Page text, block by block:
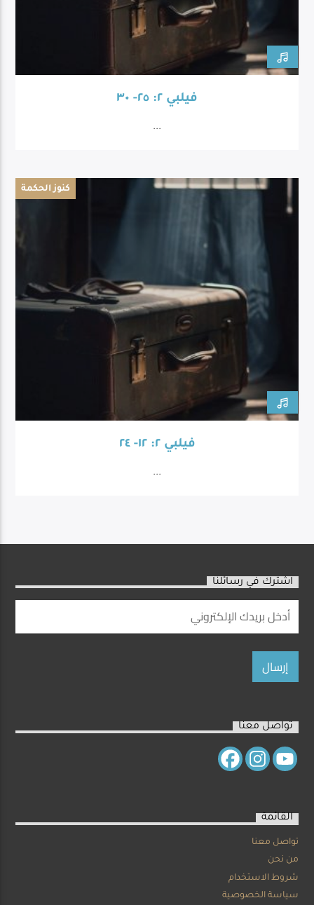
فيلبي ٢: ٢٥- ٣٠
...
كنوز الحكمة
فيلبي ٢: ١٢- ٢٤
...
اشترك في رسائلنا
تواصل معنا
القائمة
تواصل معنا
من نحن
شروط الاستخدام
سياسة الخصوصية